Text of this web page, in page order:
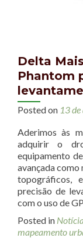
Delta
Phantom
Posted on 13
Aderimos às
adquirir o
equipamento
avançada
topográficos,
precisão de
com o uso de
Posted in
mapeamento